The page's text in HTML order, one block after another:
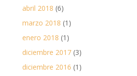
abril 2018 (6)
marzo 2018 (1)
enero 2018 (1)
diciembre 2017(3)
diciembre 2016 (1)